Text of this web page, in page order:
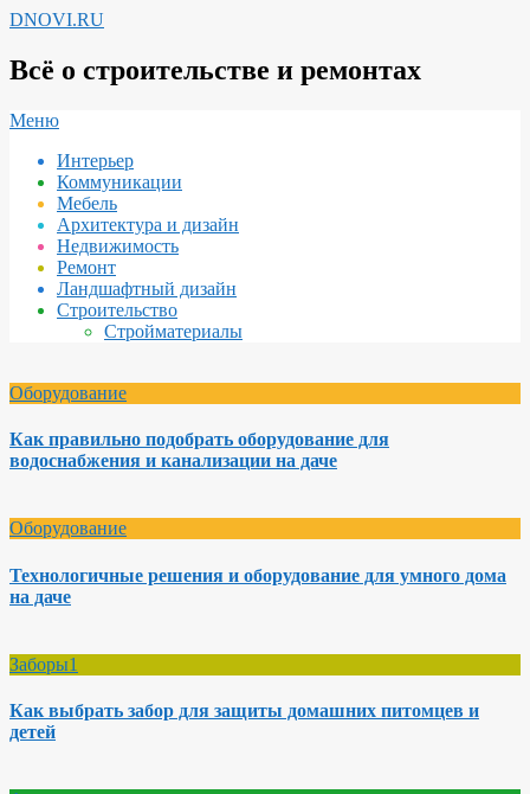
Перейти
содержимому
DNOVI.RU
Всё о строительстве и ремонтах
Вторичное
навигации
Меню
Интерьер
Коммуникации
Мебель
Архитектура и дизайн
Недвижимость
Ремонт
Ландшафтный дизайн
Строительство
Стройматериалы
Оборудование
Как правильно подобрать оборудование для
водоснабжения и канализации на даче
Оборудование
Технологичные решения и оборудование для умного дома
на даче
Заборы1
Как выбрать забор для защиты домашних питомцев и
детей